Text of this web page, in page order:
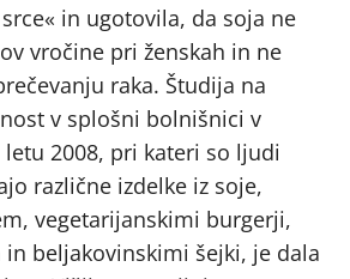
in ugotovila, da soja ne
vročine pri ženskah in ne
raka. Študija na
v splošni bolnišnici v
2008, pri kateri so ljudi
različne izdelke iz soje,
vegetarijanskimi burgerji,
beljakovinskimi šejki, je dala